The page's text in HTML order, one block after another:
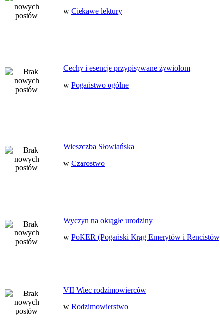
w Ciekawe lektury
Cechy i esencje przypisywane żywiołom
w Pogaństwo ogólne
Wieszczba Słowiańska
w Czarostwo
Wyczyn na okrągłe urodziny
w PoKER (Pogański Krąg Emerytów i
VII Wiec rodzimowierców
w Rodzimowierstwo